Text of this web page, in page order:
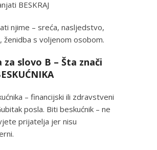
BESKRAJ
njime – sreća, nasljedstvo,
s voljenom osobom.
za slovo B – Šta znači
– financijski ili zdravstveni
posla. Biti beskućnik – ne
prijatelja jer nisu